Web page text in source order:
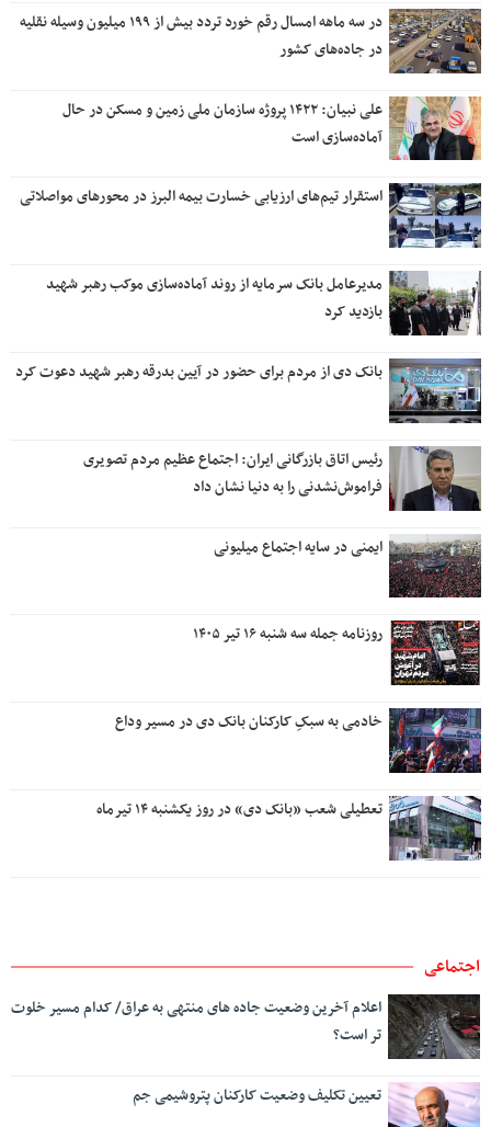
در سه ماهه امسال رقم خورد تردد بیش از ۱۹۹ میلیون وسیله نقلیه
در جاده‌های کشور
علی نبیان: ۱۴۲۲ پروژه سازمان ملی زمین و مسکن در حال
آماده‌سازی است
استقرار تیم‌های ارزیابی خسارت بیمه البرز در محورهای مواصلاتی
مدیرعامل بانک سرمایه از روند آماده‌سازی موکب رهبر شهید
بازدید کرد
بانک دی از مردم برای حضور در آیین بدرقه رهبر شهید دعوت کرد
رئیس اتاق بازرگانی ایران: اجتماع عظیم مردم تصویری
فراموش‌نشدنی را به دنیا نشان داد
ایمنی در سایه اجتماع میلیونی
روزنامه جمله سه شنبه ۱۶ تیر ۱۴۰۵
خادمی به سبکِ کارکنان بانک دی در مسیر وداع
تعطیلی شعب «بانک دی» در روز یکشنبه ۱۴ تیرماه
اجتماعی
اعلام آخرین وضعیت جاده های منتهی به عراق/ کدام مسیر خلوت
تر است؟
تعیین تکلیف وضعیت کارکنان پتروشیمی جم